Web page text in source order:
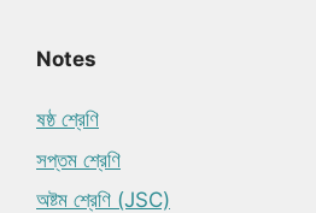
Notes
ষষ্ঠ শ্রেণি
সপ্তম শ্রেণি
অষ্টম শ্রেণি (JSC)